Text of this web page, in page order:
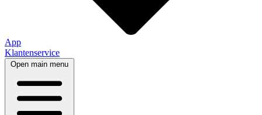
App
Klantenservice
Open main menu